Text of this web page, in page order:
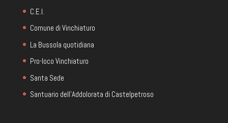
C.E.I.
Comune di Vinchiaturo
La Bussola quotidiana
Pro-loco Vinchiaturo
Santa Sede
Santuario dell'Addolorata di Castelpetroso